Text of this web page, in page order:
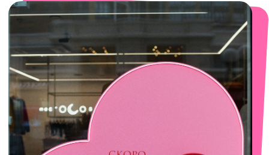
Сочи
Село Эстосадок, ТРЦ Горки Молл,
Горная Карусель, 3
+7 (919) 374-04-04
с 10-00 до 22-00
смотреть в Яндекс. Картах